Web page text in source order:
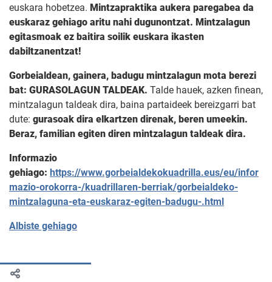
euskara hobetzea. Mintzapraktika aukera paregabea da
euskaraz gehiago aritu nahi dugunontzat. Mintzalagun
egitasmoak ez baitira soilik euskara ikasten
dabiltzanentzat!
Gorbeialdean, gainera, badugu mintzalagun mota berezi
bat: GURASOLAGUN TALDEAK. Talde hauek, azken finean,
mintzalagun taldeak dira, baina partaideek bereizgarri bat
dute: gurasoak dira elkartzen direnak, beren umeekin.
Beraz, familian egiten diren mintzalagun taldeak dira.
Informazio
gehiago: https://www.gorbeialdekokuadrilla.eus/eu/infor
mazio-orokorra-/kuadrillaren-berriak/gorbeialdeko-
mintzalaguna-eta-euskaraz-egiten-badugu-.html
Albiste gehiago